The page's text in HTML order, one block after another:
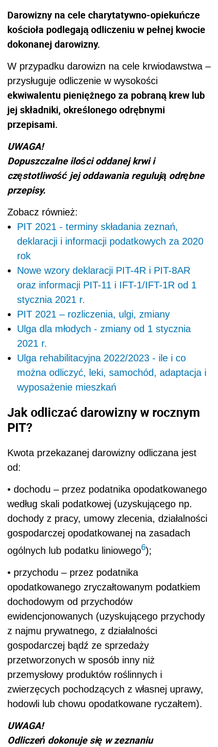
Darowizny na cele charytatywno-opiekuńcze
kościoła podlegają odliczeniu w pełnej kwocie
dokonanej darowizny.
W przypadku darowizn na cele krwiodawstwa –
przysługuje odliczenie w wysokości
ekwiwalentu pieniężnego za pobraną krew lub
jej składniki, określonego odrębnymi
przepisami.
UWAGA!
Dopuszczalne ilości oddanej krwi i
częstotliwość jej oddawania regulują odrębne
przepisy.
Zobacz również:
PIT 2021 - terminy składania zeznań,
deklaracji i informacji podatkowych za 2020
rok
Nowe wzory deklaracji PIT-4R i PIT-8AR
oraz informacji PIT-11 i IFT-1/IFT-1R od 1
stycznia 2021 r.
PIT 2021 – rozliczenia, ulgi, zmiany
Ulga dla młodych - zmiany od 1 stycznia
2021 r.
Ulga rehabilitacyjna 2022/2023 - ile i co
można odliczyć, leki, samochód, adaptacja i
wyposażenie mieszkań
Jak odliczać darowizny w rocznym
PIT?
Kwota przekazanej darowizny odliczana jest
od:
• dochodu – przez podatnika opodatkowanego
według skali podatkowej (uzyskującego np.
dochody z pracy, umowy zlecenia, działalności
gospodarczej opodatkowanej na zasadach
ogólnych lub podatku liniowego6);
• przychodu – przez podatnika
opodatkowanego zryczałtowanym podatkiem
dochodowym od przychodów
ewidencjonowanych (uzyskującego przychody
z najmu prywatnego, z działalności
gospodarczej bądź ze sprzedaży
przetworzonych w sposób inny niż
przemysłowy produktów roślinnych i
zwierzęcych pochodzących z własnej uprawy,
hodowli lub chowu opodatkowane ryczałtem).
UWAGA!
Odliczeń dokonuje się w zeznaniu